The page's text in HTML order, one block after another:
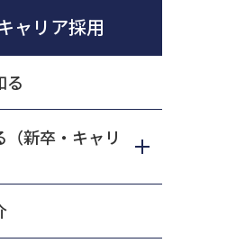
ャリア採用
る
（新卒・キャリ